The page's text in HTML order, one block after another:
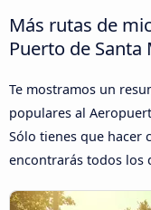
Más rutas de
Puerto de Santa
Te mostramos un
populares al
Sólo tienes que hacer
encontrarás todos los